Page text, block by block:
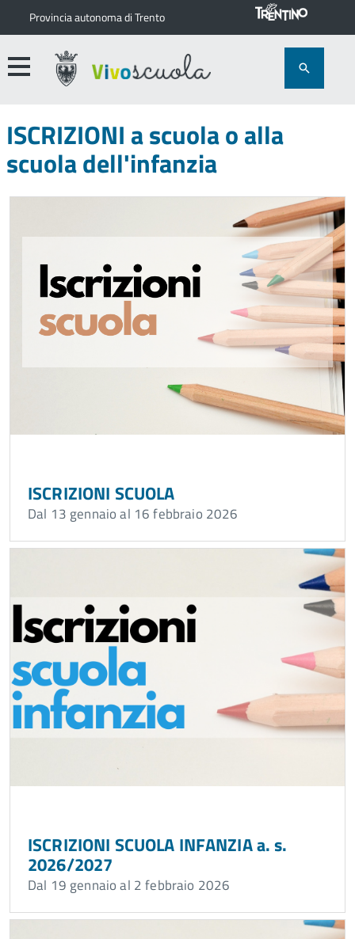
Provincia autonoma di Trento
ISCRIZIONI a scuola o alla
scuola dell'infanzia
ISCRIZIONI SCUOLA
Dal 13 gennaio al 16 febbraio 2026
ISCRIZIONI SCUOLA INFANZIA a. s.
2026/2027
Dal 19 gennaio al 2 febbraio 2026